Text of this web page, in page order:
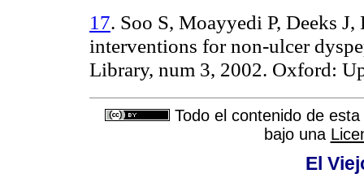
17. Soo S, Moayyedi P, Deeks
interventions for non-ulcer
Library, num 3, 2002. Oxford:
Todo el contenido de
bajo una
El